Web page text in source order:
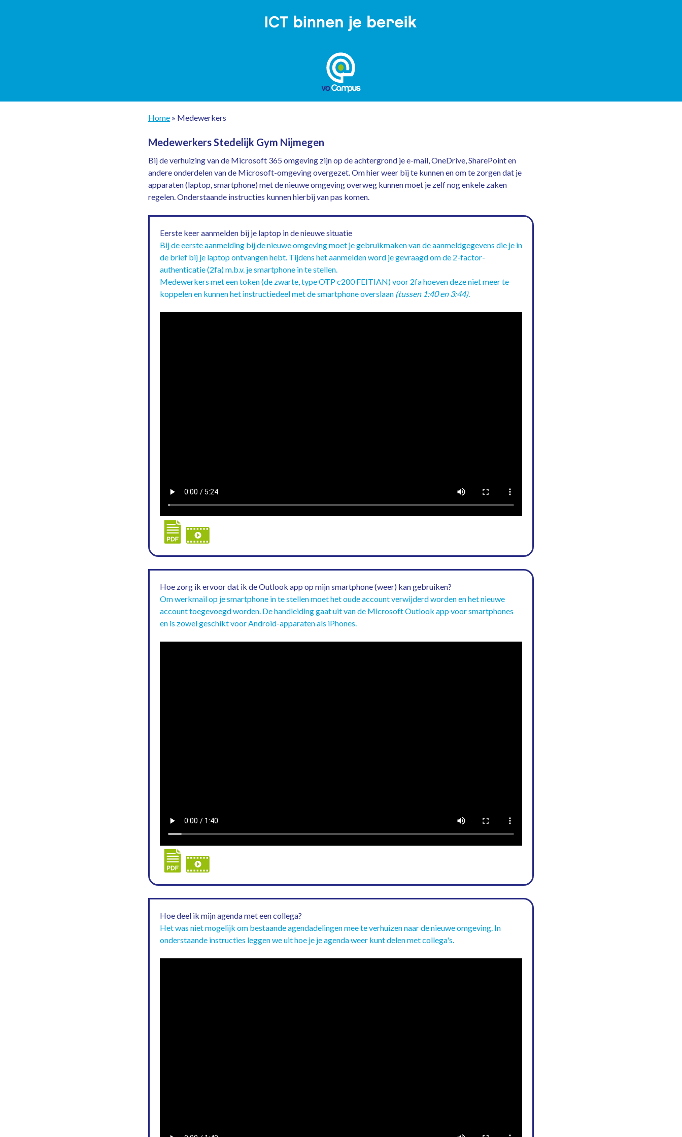
Home » Medewerkers
Medewerkers Stedelijk Gym Nijmegen
Bij de verhuizing van de Microsoft 365 omgeving zijn op de achtergrond je e-mail, OneDrive, SharePoint en
andere onderdelen van de Microsoft-omgeving overgezet. Om hier weer bij te kunnen en om te zorgen dat je
apparaten (laptop, smartphone) met de nieuwe omgeving overweg kunnen moet je zelf nog enkele zaken
regelen. Onderstaande instructies kunnen hierbij van pas komen.
Eerste keer aanmelden bij je laptop in de nieuwe situatie
Bij de eerste aanmelding bij de nieuwe omgeving moet je gebruikmaken van de aanmeldgegevens die je in
de brief bij je laptop ontvangen hebt. Tijdens het aanmelden word je gevraagd om de 2-factor-
authenticatie (2fa) m.b.v. je smartphone in te stellen.
Medewerkers met een token (de zwarte, type OTP c200 FEITIAN) voor 2fa hoeven deze niet meer te
koppelen en kunnen het instructiedeel met de smartphone overslaan (tussen 1:40 en 3:44).
Hoe zorg ik ervoor dat ik de Outlook app op mijn smartphone (weer) kan gebruiken?
Om werkmail op je smartphone in te stellen moet het oude account verwijderd worden en het nieuwe
account toegevoegd worden. De handleiding gaat uit van de Microsoft Outlook app voor smartphones
en is zowel geschikt voor Android-apparaten als iPhones.
Hoe deel ik mijn agenda met een collega?
Het was niet mogelijk om bestaande agendadelingen mee te verhuizen naar de nieuwe omgeving. In
onderstaande instructies leggen we uit hoe je je agenda weer kunt delen met collega's.